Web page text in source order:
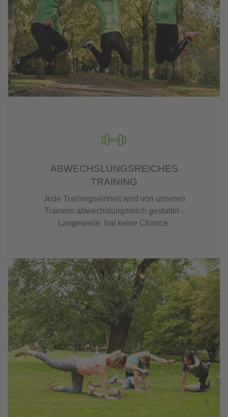
ABWECHSLUNGSREICHES
TRAINING
Jede Trainingseinheit wird von unseren
Trainern abwechslungsreich gestaltet -
Langeweile, hat keine Chance.